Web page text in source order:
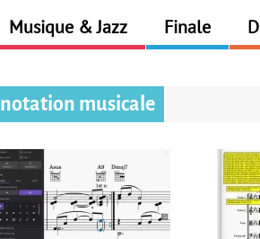
Musique & Jazz Finale
notation musicale